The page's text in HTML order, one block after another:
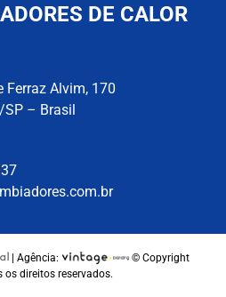
DE CALOR
Ferraz Alvim, 170
– Brasil
| Agência:
© Copyright
os direitos reservados.